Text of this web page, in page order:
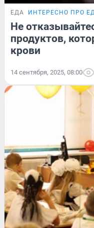
ЕДА ИНТЕРЕСНО ПРО
Не
продуктов,
крови
14 сентября, 2025, 08:00